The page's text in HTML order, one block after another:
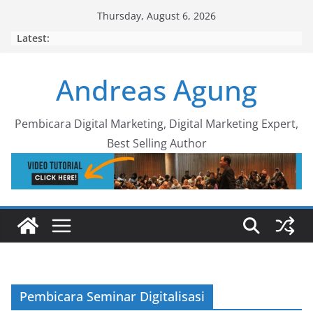
Thursday, August 6, 2026
Latest:
Andreas Agung
Pembicara Digital Marketing, Digital Marketing Expert,
Best Selling Author
Pembicara Seminar Digitalisasi